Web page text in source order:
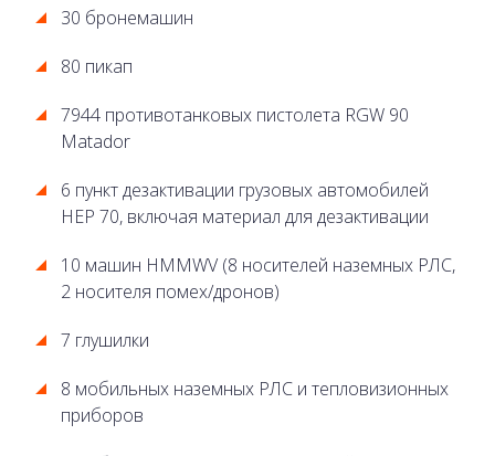
30 бронемашин
80 пикап
7944 противотанковых пистолета RGW 90
Matador
6 пункт дезактивации грузовых автомобилей
HEP 70, включая материал для дезактивации
10 машин HMMWV (8 носителей наземных РЛС,
2 носителя помех/дронов)
7 глушилки
8 мобильных наземных РЛС и тепловизионных
приборов